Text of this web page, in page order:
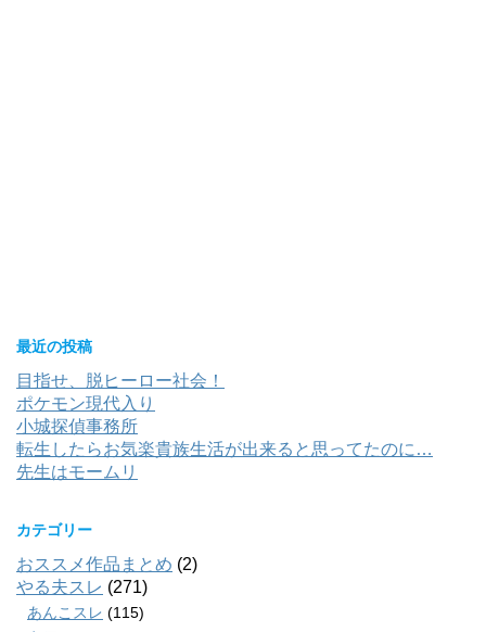
最近の投稿
目指せ、脱ヒーロー社会！
ポケモン現代入り
小城探偵事務所
転生したらお気楽貴族生活が出来ると思ってたのに…
先生はモームリ
カテゴリー
おススメ作品まとめ (2)
やる夫スレ (271)
あんこスレ (115)